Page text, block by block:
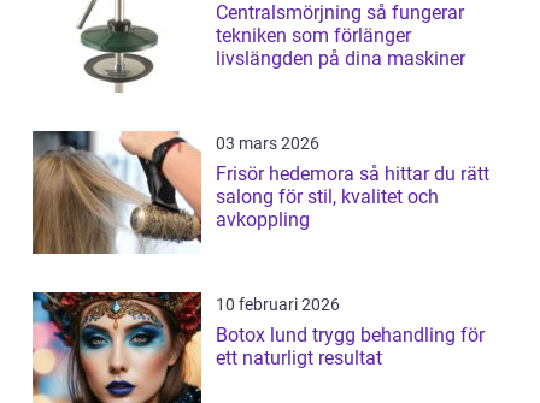
Centralsmörjning så fungerar
tekniken som förlänger
livslängden på dina maskiner
03 mars 2026
Frisör hedemora så hittar du rätt
salong för stil, kvalitet och
avkoppling
10 februari 2026
Botox lund trygg behandling för
ett naturligt resultat